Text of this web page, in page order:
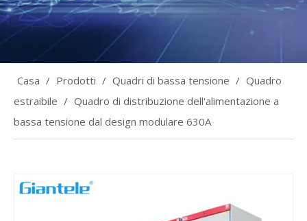
Casa / Prodotti / Quadri di bassa tensione / Quadro
estraibile / Quadro di distribuzione dell'alimentazione a
bassa tensione dal design modulare 630A